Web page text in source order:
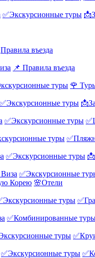
✅Экскурсионные туры
Правила въезда
📌 Правила въезда
туры 🌹
✅Экскурсионные туры
✅Экскурсионные туры
туры
✅Экскурсионные туры
✅Экскурсионные
Корею 🌸Отели
туры
✅Комбинированные
туры
✅Экскурсионные туры